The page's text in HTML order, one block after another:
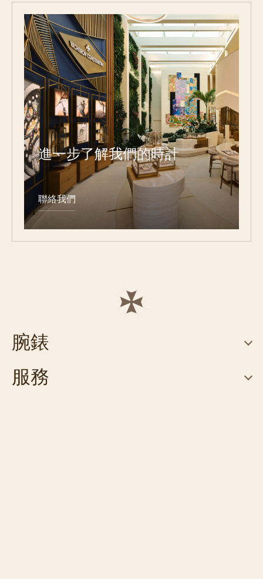
進一步了解我們的時計
聯絡我們
腕錶
服務